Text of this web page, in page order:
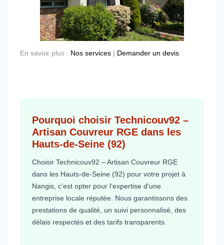
En savoir plus : Nos services | Demander un devis
Pourquoi choisir Technicouv92 –
Artisan Couvreur RGE dans les
Hauts-de-Seine (92)
Choisir Technicouv92 – Artisan Couvreur RGE
dans les Hauts-de-Seine (92) pour votre projet à
Nangis, c'est opter pour l'expertise d'une
entreprise locale réputée. Nous garantissons des
prestations de qualité, un suivi personnalisé, des
délais respectés et des tarifs transparents.